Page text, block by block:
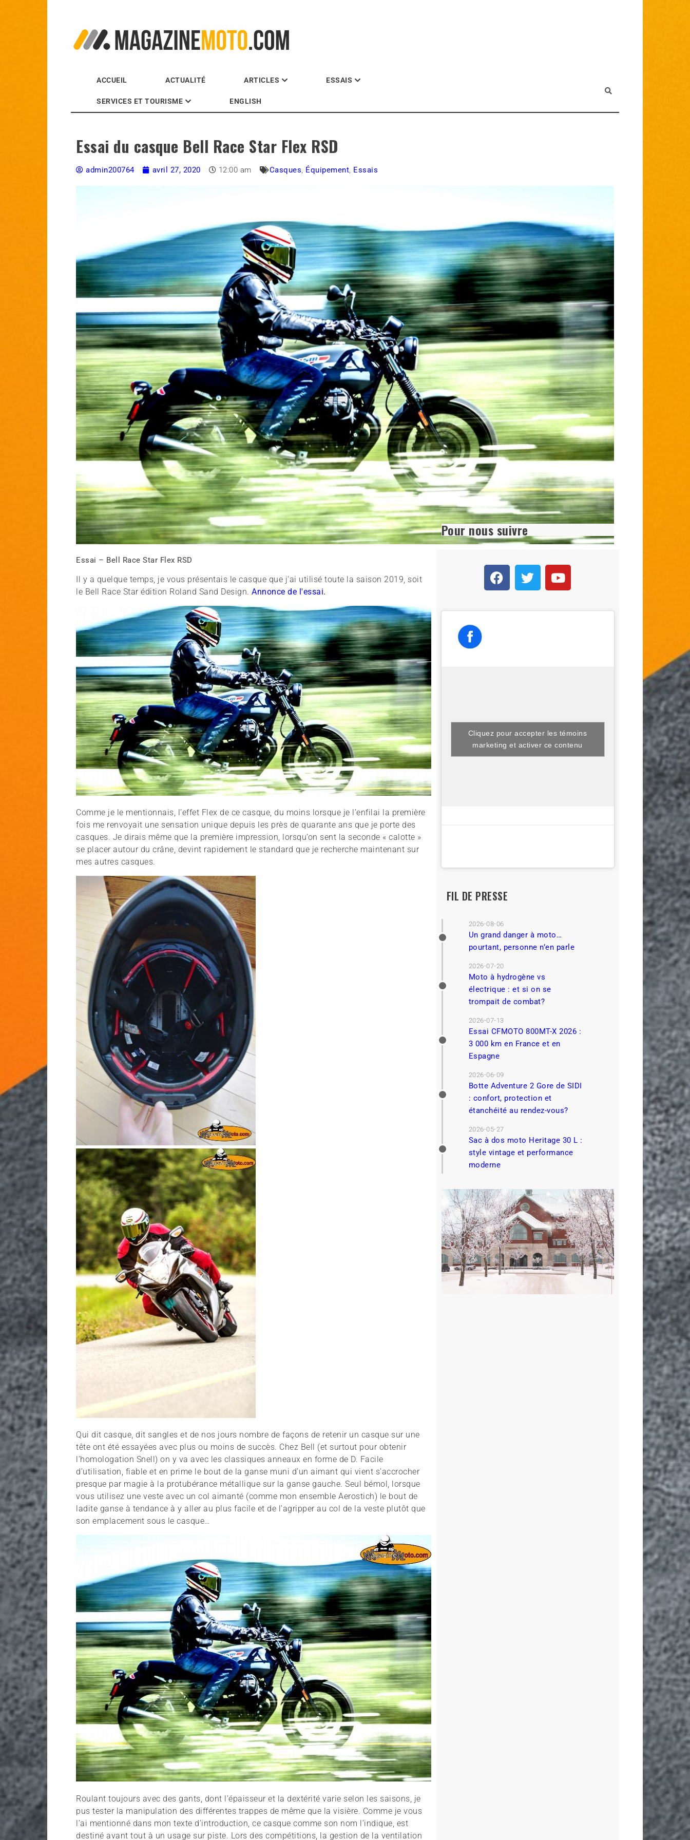
ACCUEIL ACTUALITÉ ARTICLES ESSAIS
SERVICES ET TOURISME ENGLISH
Essai du casque Bell Race Star Flex RSD
admin200764 avril 27, 2020 12:00 am Casques, Équipement, Essais
Essai – Bell Race Star Flex RSD
Il y a quelque temps, je vous présentais le casque que j’ai utilisé toute la saison 2019, soit
le Bell Race Star édition Roland Sand Design.Annonce de l'essai.
Comme je le mentionnais, l’effet Flex de ce casque, du moins lorsque je l’enfilai la première
fois me renvoyait une sensation unique depuis les près de quarante ans que je porte des
casques. Je dirais même que la première impression, lorsqu’on sent la seconde « calotte »
se placer autour du crâne, devint rapidement le standard que je recherche maintenant sur
mes autres casques.
Qui dit casque, dit sangles et de nos jours nombre de façons de retenir un casque sur une
tête ont été essayées avec plus ou moins de succès. Chez Bell (et surtout pour obtenir
l’homologation Snell) on y va avec les classiques anneaux en forme de D. Facile
d’utilisation, fiable et en prime le bout de la ganse muni d’un aimant qui vient s’accrocher
presque par magie à la protubérance métallique sur la ganse gauche. Seul bémol, lorsque
vous utilisez une veste avec un col aimanté (comme mon ensemble Aerostich) le bout de
ladite ganse à tendance à y aller au plus facile et de l’agripper au col de la veste plutôt que
son emplacement sous le casque…
Roulant toujours avec des gants, dont l’épaisseur et la dextérité varie selon les saisons, je
pus tester la manipulation des différentes trappes de même que la visière. Comme je vous
l’ai mentionné dans mon texte d’introduction, ce casque comme son nom l’indique, est
destiné avant tout à un usage sur piste. Lors des compétitions, la gestion de la ventilation
Pour nous suivre
Cliquez pour accepter les témoins
marketing et activer ce contenu
FIL DE PRESSE
2026-08-06
Un grand danger à moto…
pourtant, personne n’en parle
2026-07-20
Moto à hydrogène vs
électrique : et si on se
trompait de combat?
2026-07-13
Essai CFMOTO 800MT-X 2026 :
3 000 km en France et en
Espagne
2026-06-09
Botte Adventure 2 Gore de SIDI
: confort, protection et
étanchéité au rendez-vous?
2026-05-27
Sac à dos moto Heritage 30 L :
style vintage et performance
moderne